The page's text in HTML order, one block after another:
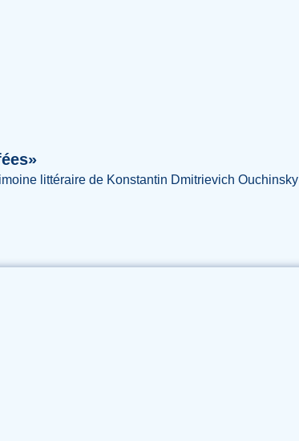
littéraire de Konstantin Dmitrievich Ouchinsky